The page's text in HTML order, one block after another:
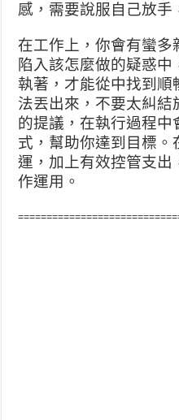
感，需要說服自己放手
在工作上，你會有蠻多
陷入該怎麼做的疑惑
執著，才能從中找到順
法丟出來，不要太糾結
的提議，在執行過程中
式，幫助你達到目標。
運，加上有效控管支出
作運用。